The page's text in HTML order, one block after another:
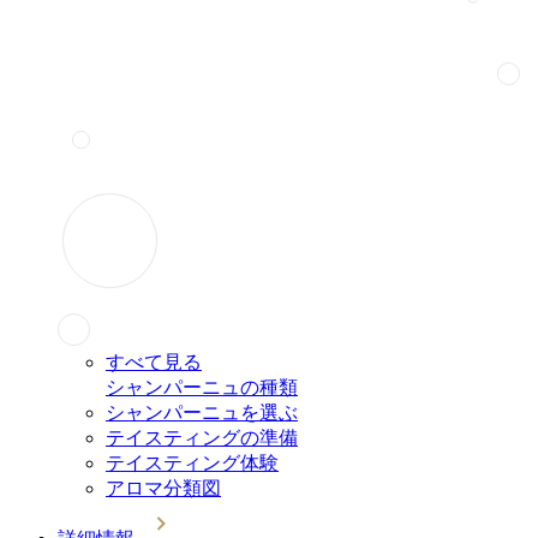
すべて見る
シャンパーニュの種類
シャンパーニュを選ぶ
テイスティングの準備
テイスティング体験
アロマ分類図